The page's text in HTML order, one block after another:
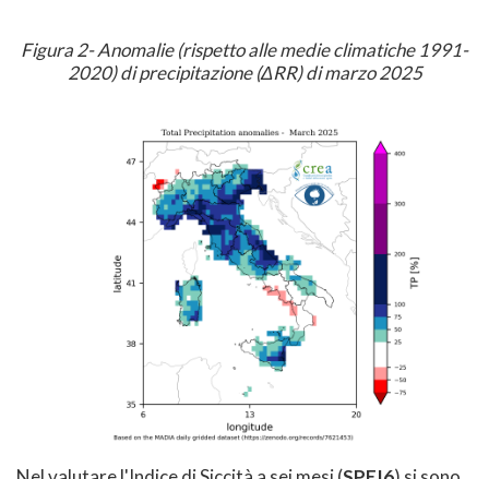
Figura 2- Anomalie (rispetto alle medie climatiche 1991-
2020) di precipitazione (ΔRR) di marzo 2025